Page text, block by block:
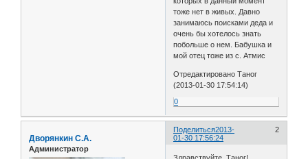
тоже нет в живых. Давно
занимаюсь поисками деда и
очень бы хотелось знать
побольше о нем. Бабушка и
мой отец тоже из с. Атмис
Отредактировано Таног
(2013-01-30 17:54:14)
0
Поделиться 2
2013-
01-30 17:56:24
Дворянкин С.А.
Администратор